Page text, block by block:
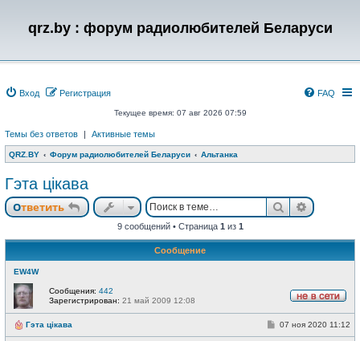
qrz.by : форум радиолюбителей Беларуси
Вход Регистрация FAQ
Текущее время: 07 авг 2026 07:59
Темы без ответов | Активные темы
QRZ.BY Форум радиолюбителей Беларуси Альтанка
Гэта цікава
Ответить Поиск
9 сообщений • Страница 1 из 1
Сообщение
EW4W
е
в
с
Сообщения: 442
Зарегистрирован: 21 май 2009 12:08
Гэта цікава
С07 ноя 2020 11:12